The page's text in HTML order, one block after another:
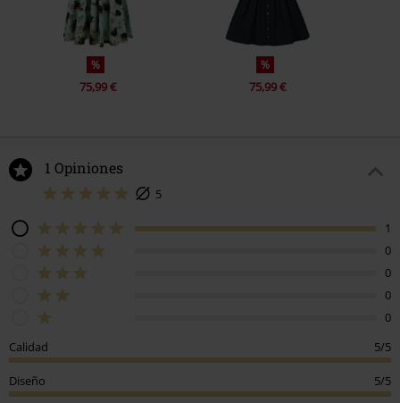
%
75,99 €
%
75,99 €
1 Opiniones
5
1
0
0
0
0
Calidad
5/5
Diseño 5/5